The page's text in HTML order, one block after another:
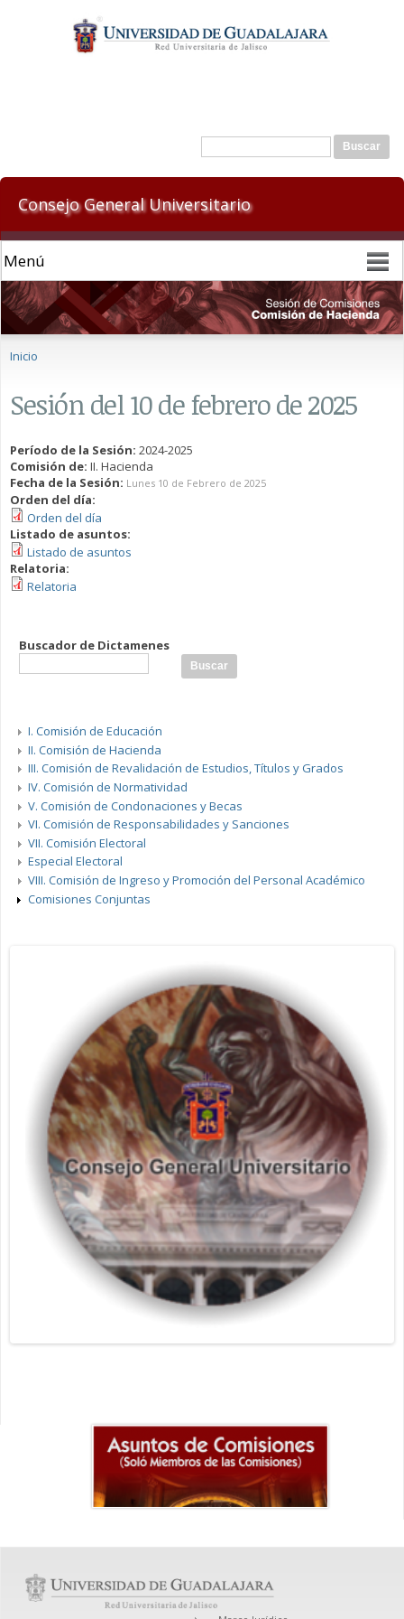
contenido
principal
Formulario de búsqueda
Buscar
Consejo General Universitario
Inicio
Sesión del 10 de febrero de 2025
Período de la Sesión: 2024-2025
Comisión de: II. Hacienda
Fecha de la Sesión: Lunes 10 de Febrero de 2025
Orden del día:
Orden del día
Listado de asuntos:
Listado de asuntos
Relatoria:
Relatoria
Buscador de Dictamenes
I. Comisión de Educación
II. Comisión de Hacienda
III. Comisión de Revalidación de Estudios, Títulos y Grados
IV. Comisión de Normatividad
V. Comisión de Condonaciones y Becas
VI. Comisión de Responsabilidades y Sanciones
VII. Comisión Electoral
Especial Electoral
VIII. Comisión de Ingreso y Promoción del Personal Académico
Comisiones Conjuntas